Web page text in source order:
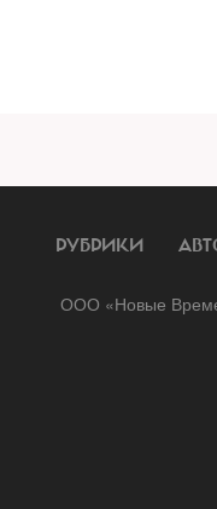
РУБРИКИ
ООО «Новые